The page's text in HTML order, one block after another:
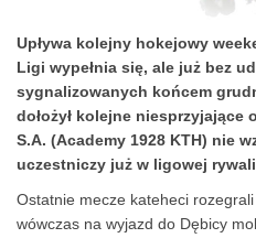
Upływa kolejny hokejowy
Ligi wypełnia się, ale już bez
sygnalizowanych końcem
dołożył kolejne niesprzyjające
S.A. (Academy 1928 KTH) nie
uczestniczy już w ligowej
Ostatnie mecze kateheci
wówczas na wyjazd do Dębicy